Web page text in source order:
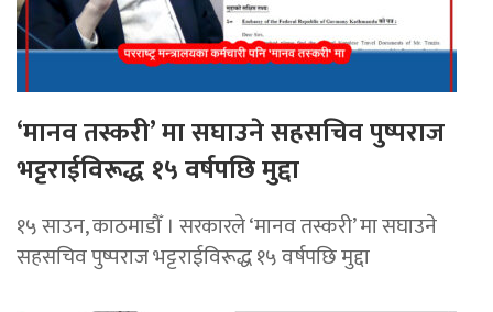
‘मानव तस्करी’ मा सघाउने सहसचिव पुष्पराज
भट्टराईविरूद्ध १५ वर्षपछि मुद्दा
१५ साउन, काठमाडौँ । सरकारले ‘मानव तस्करी’ मा सघाउने
सहसचिव पुष्पराज भट्टराईविरूद्ध १५ वर्षपछि मुद्दा